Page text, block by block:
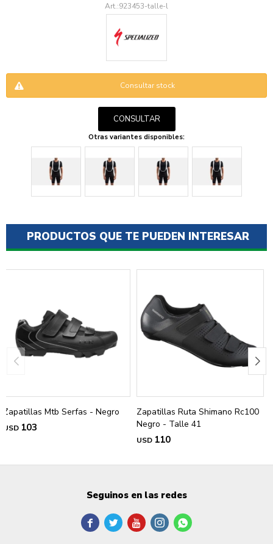
923453-talle-l
Consultar stock
CONSULTAR
Otras variantes disponibles:
PRODUCTOS QUE TE PUEDEN INTERESAR
Zapatillas Mtb Serfas - Negro
USD 103
Zapatillas Ruta Shimano Rc100
Negro - Talle 41
USD 110
Seguinos en las redes
    